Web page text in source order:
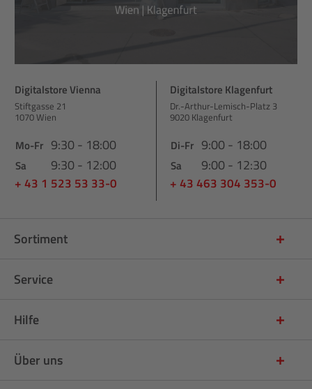
Digitalstore Vienna
Stiftgasse 21
1070 Wien
Mo-Fr 9:30 - 18:00
Sa 9:30 - 12:00
+ 43 1 523 53 33-0
Digitalstore Klagenfurt
Dr.-Arthur-Lemisch-Platz 3
9020 Klagenfurt
Di-Fr 9:00 - 18:00
Sa 9:00 - 12:30
+ 43 463 304 353-0
Sortiment
Service
Hilfe
Über uns